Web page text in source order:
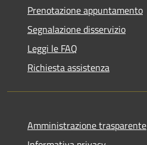
Prenotazione appuntamento
Segnalazione disservizio
Leggi le FAQ
Richiesta assistenza
Amministrazione trasparente